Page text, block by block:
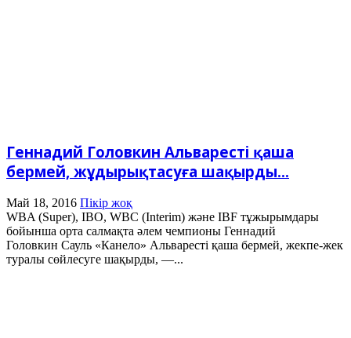
Геннадий Головкин Альваресті қаша
бермей, жұдырықтасуға шақырды...
Май 18, 2016 Пікір жоқ
WBA (Super), IBO, WBC (Interim) және IBF тұжырымдары
бойынша орта салмақта әлем чемпионы Геннадий
Головкин Сауль «Канело» Альваресті қаша бермей, жекпе-жек
туралы сөйлесуге шақырды, —...